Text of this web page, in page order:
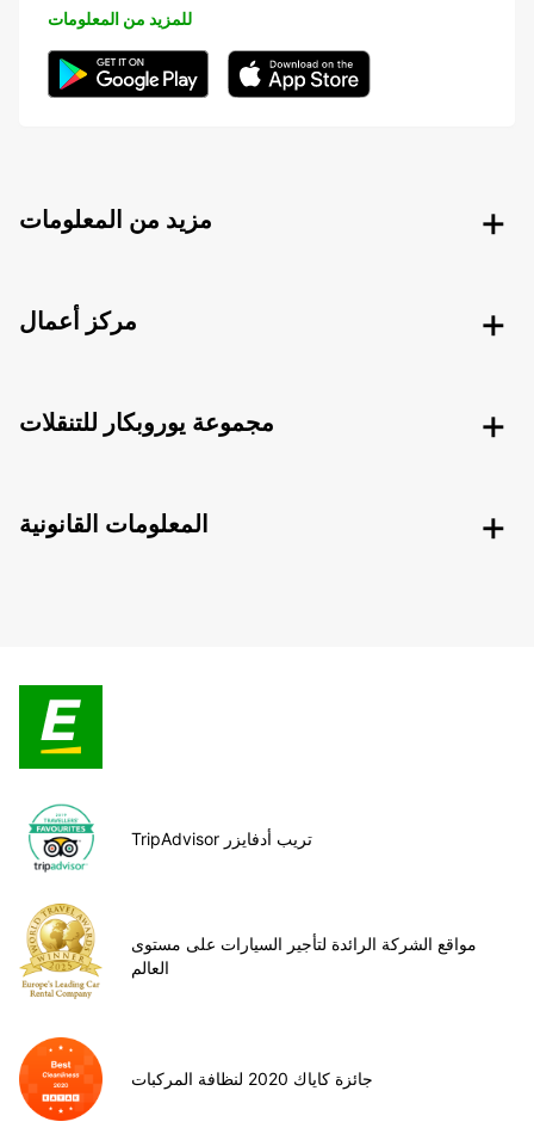
للمزيد من المعلومات
مزيد من المعلومات
مركز أعمال
مجموعة يوروبكار للتنقلات
المعلومات القانونية
TripAdvisor تريب أدفايزر
مواقع الشركة الرائدة لتأجير السيارات على مستوى
العالم
جائزة كاياك 2020 لنظافة المركبات